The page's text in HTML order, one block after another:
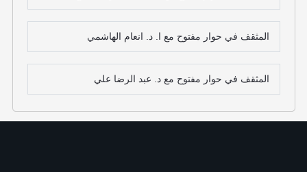
المثقف في حوار مفتوح مع ا. د. انعام الهاشمي
المثقف في حوار مفتوح مع د. عبد الرضا علي